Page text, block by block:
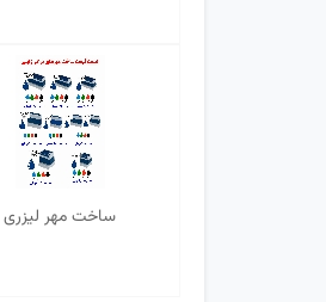
ساخت مهر لیزری